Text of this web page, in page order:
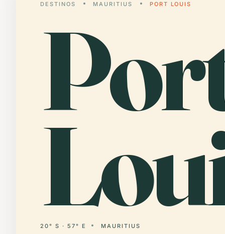
DESTINOS MAURITIUS PORT LOUIS
20° S · 57° E MAURITIUS